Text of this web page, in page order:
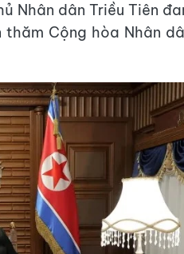
Nhân dân Triều Tiên
Cộng hòa Nhân